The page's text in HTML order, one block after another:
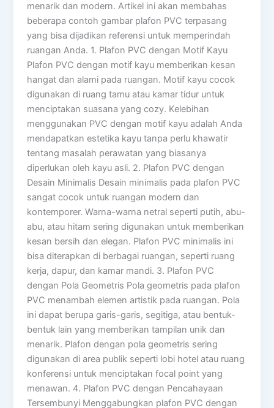
menarik dan modern. Artikel ini akan membahas
beberapa contoh gambar plafon PVC terpasang
yang bisa dijadikan referensi untuk memperindah
ruangan Anda. 1. Plafon PVC dengan Motif Kayu
Plafon PVC dengan motif kayu memberikan kesan
hangat dan alami pada ruangan. Motif kayu cocok
digunakan di ruang tamu atau kamar tidur untuk
menciptakan suasana yang cozy. Kelebihan
menggunakan PVC dengan motif kayu adalah Anda
mendapatkan estetika kayu tanpa perlu khawatir
tentang masalah perawatan yang biasanya
diperlukan oleh kayu asli. 2. Plafon PVC dengan
Desain Minimalis Desain minimalis pada plafon PVC
sangat cocok untuk ruangan modern dan
kontemporer. Warna-warna netral seperti putih, abu-
abu, atau hitam sering digunakan untuk memberikan
kesan bersih dan elegan. Plafon PVC minimalis ini
bisa diterapkan di berbagai ruangan, seperti ruang
kerja, dapur, dan kamar mandi. 3. Plafon PVC
dengan Pola Geometris Pola geometris pada plafon
PVC menambah elemen artistik pada ruangan. Pola
ini dapat berupa garis-garis, segitiga, atau bentuk-
bentuk lain yang memberikan tampilan unik dan
menarik. Plafon dengan pola geometris sering
digunakan di area publik seperti lobi hotel atau ruang
konferensi untuk menciptakan focal point yang
menawan. 4. Plafon PVC dengan Pencahayaan
Tersembunyi Menggabungkan plafon PVC dengan